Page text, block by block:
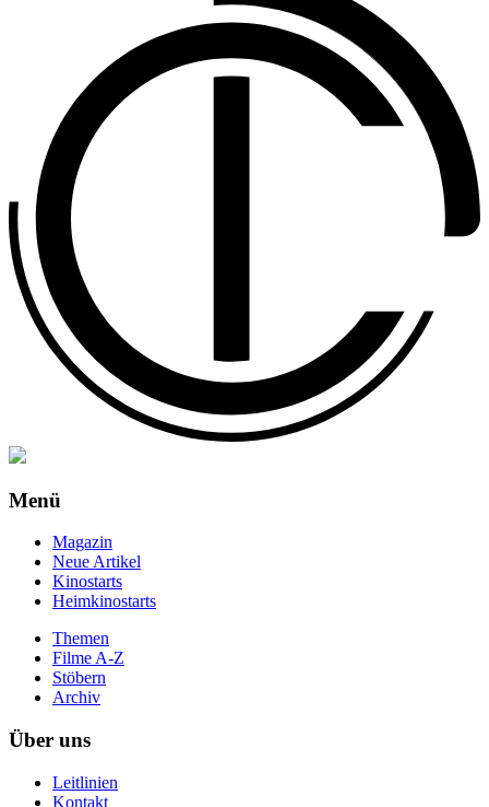
Menü
Magazin
Neue Artikel
Kinostarts
Heimkinostarts
Themen
Filme A-Z
Stöbern
Archiv
Über uns
Leitlinien
Kontakt